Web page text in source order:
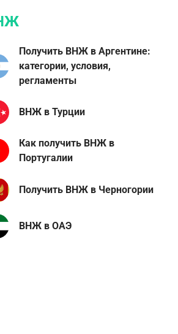
Получить ВНЖ в Аргентине:
категории, условия,
регламенты
ВНЖ в Турции
Как получить ВНЖ в
Португалии
Получить ВНЖ в Черногории
ВНЖ в ОАЭ